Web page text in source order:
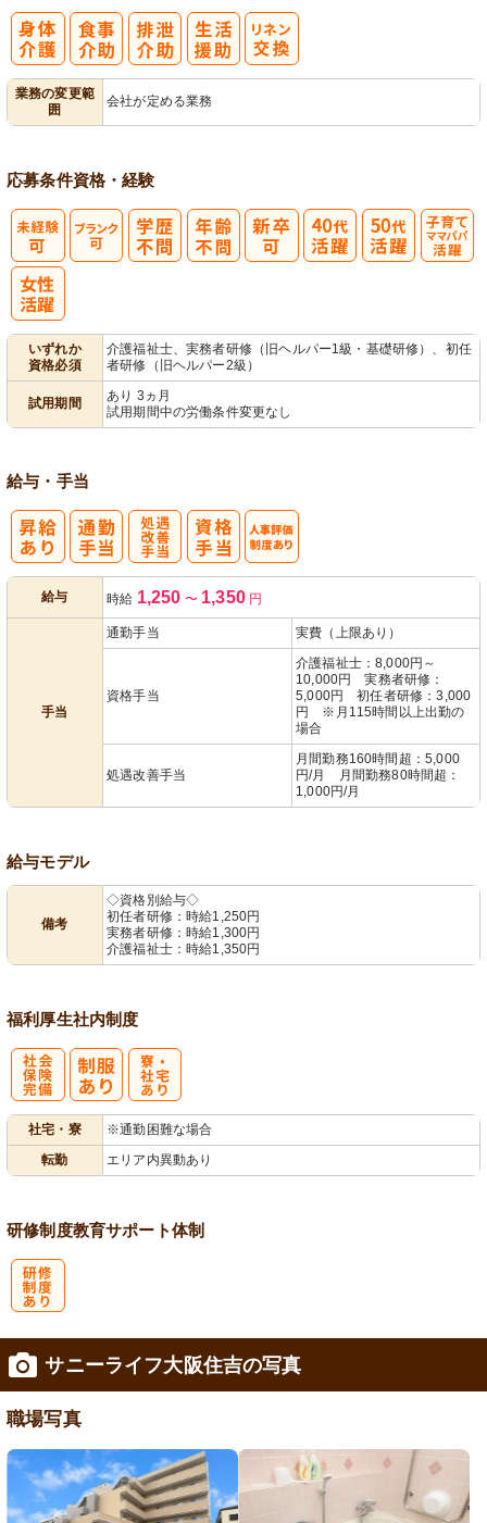
業務の変更範
囲
会社が定める業務
応募条件資格・経験
いずれか
資格必須
介護福祉士、実務者研修（旧ヘルパー1級・基礎研修）、初任
者研修（旧ヘルパー2級）
試用期間
あり 3ヵ月
試用期間中の労働条件変更なし
給与・手当
給与 時給 1,250 〜 1,350円
手当
通勤手当 実費（上限あり）
資格手当
介護福祉士：8,000円～
10,000円 実務者研修：
5,000円 初任者研修：3,000
円 ※月115時間以上出勤の
場合
処遇改善手当
月間勤務160時間超：5,000
円/月 月間勤務80時間超：
1,000円/月
給与モデル
備考
◇資格別給与◇
初任者研修：時給1,250円
実務者研修：時給1,300円
介護福祉士：時給1,350円
福利厚生社内制度
社宅・寮
※通勤困難な場合
転勤
エリア内異動あり
研修制度教育サポート体制
サニーライフ大阪住吉の写真
職場写真